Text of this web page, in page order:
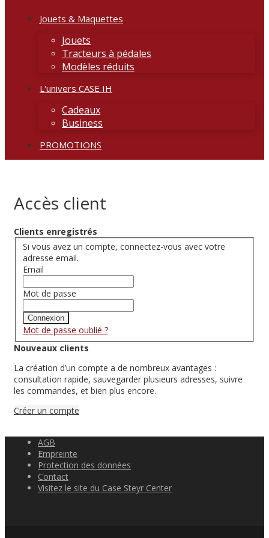
Jouets & Maquettes
Jouets
Tracteurs à pédales
Modèles réduits
L'univers CASE IH
Cadeaux
Business
PROMOTIONS
Accès client
Clients enregistrés
Si vous avez un compte, connectez-vous avec votre
adresse email.
Email
Mot de passe
Connexion
Mot de passe oublié ?
Nouveaux clients
La création d’un compte a de nombreux avantages :
consultation rapide, sauvegarder plusieurs adresses, suivre
les commandes, et bien plus encore.
Créer un compte
AGB
Empreinte
Protection des données
Contact
Visitez le site du Case Steyr Center